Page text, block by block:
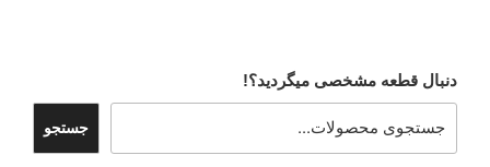
دنبال قطعه مشخصی میگردید؟!
جستجو